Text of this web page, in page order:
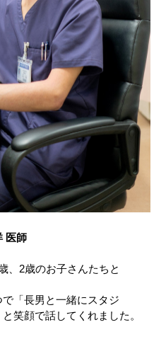
医師
、2歳のお子さんたちと
「長男と一緒にスタジ
笑顔で話してくれました。